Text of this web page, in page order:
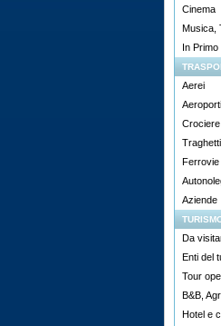
Cinema
Musica,
In Primo
Aerei
Aeroporti
Crociere
Traghetti
Ferrovie
Aziende
Da
Enti del
Tour
B&B,
Hotel e